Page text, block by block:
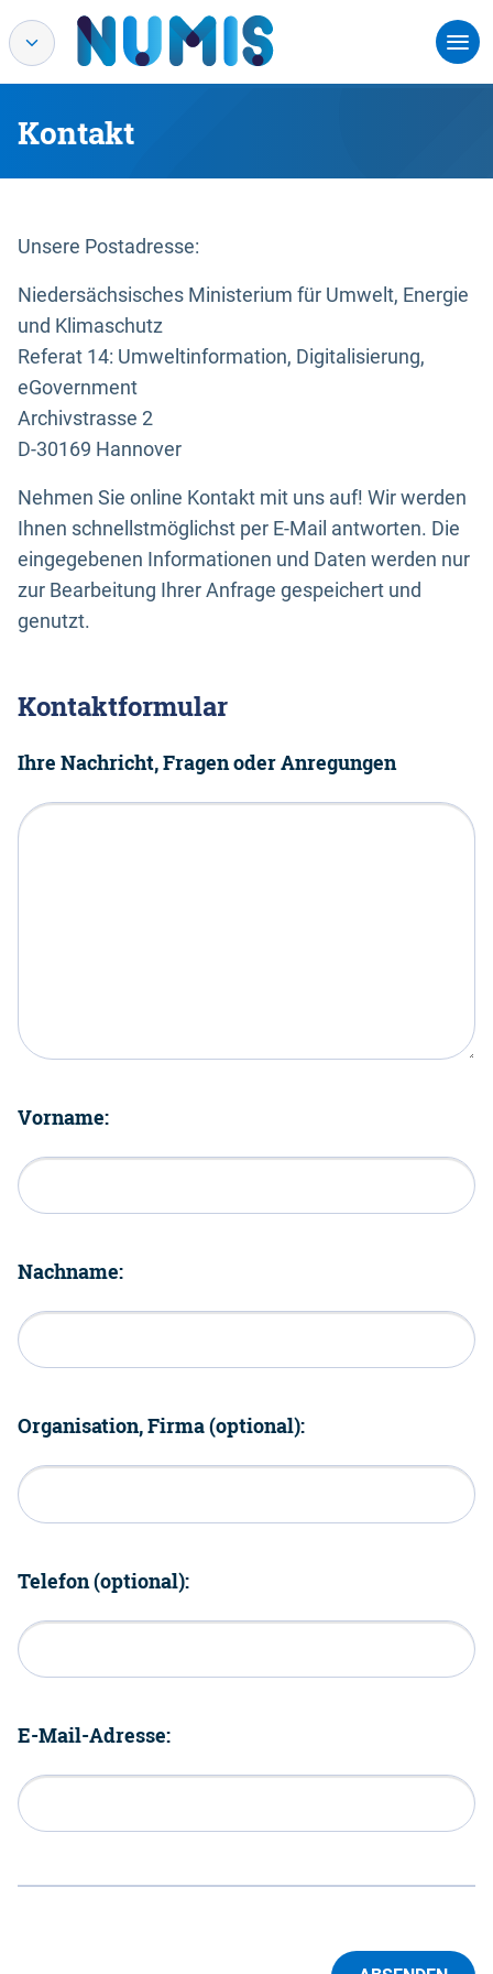
Kontakt
Unsere Postadresse:
Niedersächsisches Ministerium für Umwelt, Energie
und Klimaschutz
Referat 14: Umweltinformation, Digitalisierung,
eGovernment
Archivstrasse 2
D-30169 Hannover
Nehmen Sie online Kontakt mit uns auf! Wir werden
Ihnen schnellstmöglichst per E-Mail antworten. Die
eingegebenen Informationen und Daten werden nur
zur Bearbeitung Ihrer Anfrage gespeichert und
genutzt.
Kontaktformular
Ihre Nachricht, Fragen oder Anregungen
Vorname:
Nachname:
Organisation, Firma (optional):
Telefon (optional):
E-Mail-Adresse: